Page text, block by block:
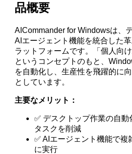
品概要
AICommander for Windowsは、
AIエージェント機能を統合した
ラットフォームです。「個人向
というコンセプトのもと、
を自動化し、生産性を飛躍的に
としています。
主要なメリット：
✅ デスクトップ作業の自
タスクを削減
✅ AIエージェント機能で複
に実行